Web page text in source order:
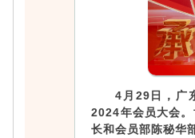
4月29日，广
2024年会员大会
长和会员部陈秘华